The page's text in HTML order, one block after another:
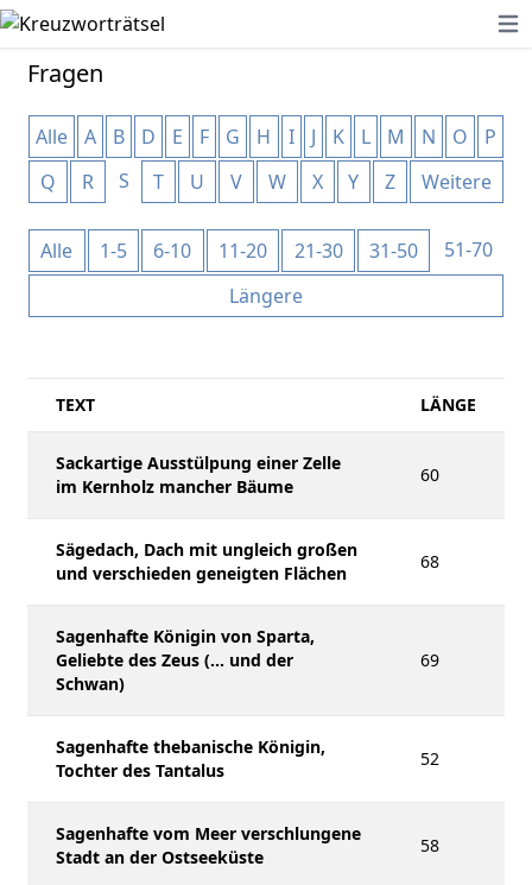
Fragen
Alle A B D E F G H I J K L M N O
P
Q
R S T U V W X Y Z Weitere
Alle 1-5 6-10 11-20 21-30 31-50
51-70
Längere
TEXT LÄNGE
Sackartige Ausstülpung einer Zelle
im Kernholz mancher Bäume
60
Sägedach, Dach mit ungleich großen
und verschieden geneigten Flächen
68
Sagenhafte Königin von Sparta,
Geliebte des Zeus (... und der
Schwan)
69
Sagenhafte thebanische Königin,
Tochter des Tantalus
52
Sagenhafte vom Meer verschlungene
Stadt an der Ostseeküste
58